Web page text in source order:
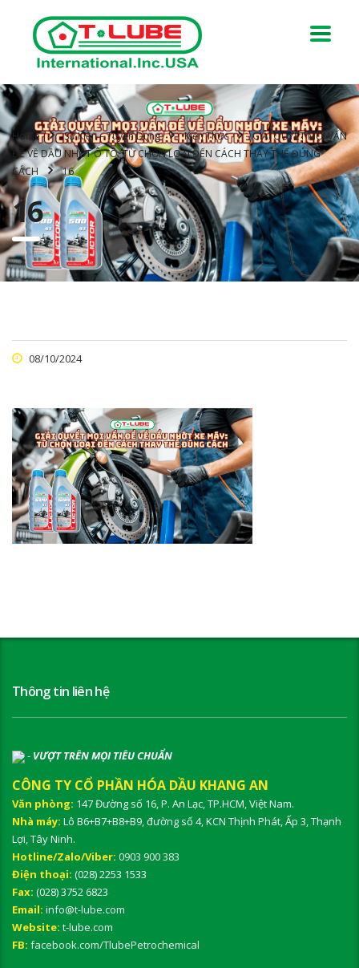
Home Sự Kiện – Tuyển Dụng Kiến Thức
GIẢI QUYẾT MỌI VẤN
ĐỀ VỀ DẦU NHỚT Ô TÔ: TỪ CHỌN LOẠI ĐẾN CÁCH THAY THẾ ĐÚNG
CÁCH
16
16
08/10/2024
Thông tin liên hệ
- VƯỢT TRÊN MỌI TIÊU CHUẨN
CÔNG TY CỔ PHẦN HÓA DẦU KHANG AN
Văn phòng: 147 Đường số 16, P. An Lạc, TP.HCM, Việt Nam.
Nhà máy: Lô B6+B7+B8+B9, đường số 4, KCN Thịnh Phát, Ấp 3, Thạnh
Lợi, Tây Ninh.
Hotline/Zalo/Viber: 0903 900 383
Điện thoại: (028) 2253 1533
Fax: (028) 3752 6823
Email: info@t-lube.com
Website: t-lube.com
FB: facebook.com/TlubePetrochemical